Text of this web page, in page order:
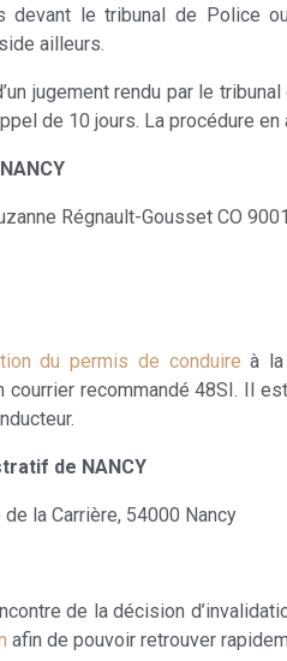
devant le tribunal de Police
ailleurs.
jugement rendu par le
de 10 jours. La procédure
Régnault-Gousset CO
du permis de conduire à
courrier recommandé 48SI. Il
de NANCY
la Carrière, 54000 Nancy
de la décision
afin de pouvoir retrouver